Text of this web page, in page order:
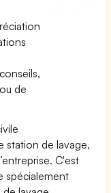
de
station de lavage,
C'est
spécialement